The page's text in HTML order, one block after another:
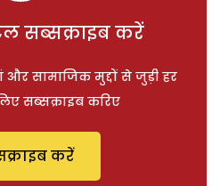
सब्सक्राइब करें
और सामाजिक मुद्दों से जुड़ी हर
सब्सक्राइब करिए
करें